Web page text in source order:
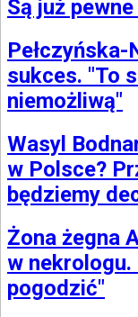
Są już
sukces. "To
niemożliwą"
Wasyl
w Polsce?
będziemy
Żona żegna
w
pogodzić"